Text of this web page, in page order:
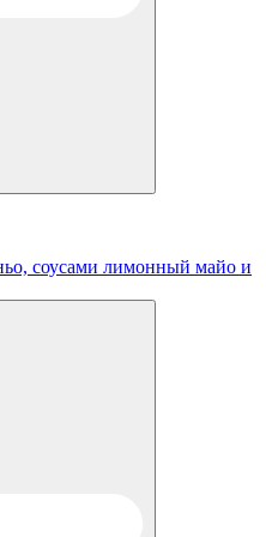
соусами лимонный майо и